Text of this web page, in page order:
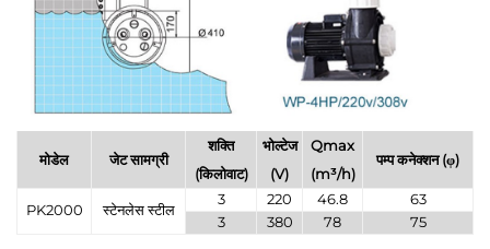
मोडेल जेट सामग्री
शक्ति
(किलोवाट)
भोल्टेज
(V)
Qmax
(m³/h)
पम्प कनेक्शन (φ)
PK2000 स्टेनलेस स्टील
3 220 46.8
63
3
380 78 75